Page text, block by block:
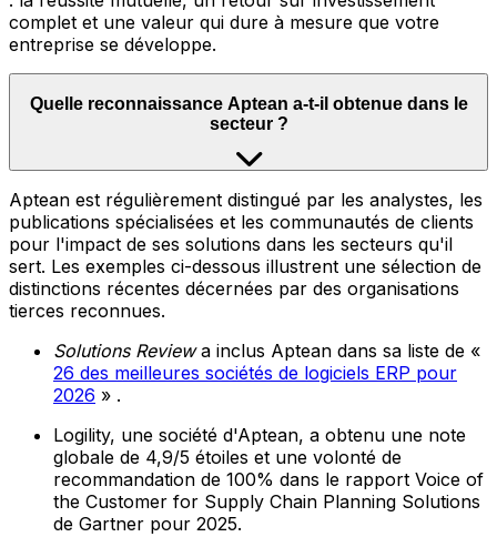
complet et une valeur qui dure à mesure que votre
entreprise se développe.
Quelle reconnaissance Aptean a-t-il obtenue dans le
secteur ?
Aptean est régulièrement distingué par les analystes, les
publications spécialisées et les communautés de clients
pour l'impact de ses solutions dans les secteurs qu'il
sert. Les exemples ci-dessous illustrent une sélection de
distinctions récentes décernées par des organisations
tierces reconnues.
Solutions Reviewa inclus Aptean dans sa liste de «
26 des meilleures sociétés de logiciels ERP pour
2026 » .
Logility, une société d'Aptean, a obtenu une note
globale de 4,9/5 étoiles et une volonté de
recommandation de 100% dans le rapport Voice of
the Customer for Supply Chain Planning Solutions
de Gartner pour 2025.